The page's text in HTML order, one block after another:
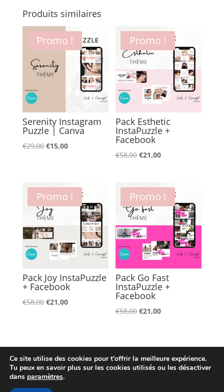
Produits similaires
Promo !
Serenity Instagram
Puzzle | Canva
€29,00 Le
€29,00.
€15,00Le
€15,00.
Promo !
Pack Esthetic
InstaPuzzle +
Facebook
€58,00 Le
était :
€58,00.
€21,00Le
est :
€21,00.
Promo !
Pack Joy InstaPuzzle
+ Facebook
€58,00 Le
€58,00.
€21,00Le
€21,00.
Promo !
Pack Go Fast
InstaPuzzle +
Facebook
€58,00 Le
était :
€58,00.
€21,00Le
est :
€21,00.
Ce site utilise des cookies pour t'offrir la meilleure expérience.
Tu peux en savoir plus sur les cookies utilisés ou les désactiver
dans paramètres.